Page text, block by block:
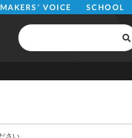
MAKERS' VOICE SCHOOL